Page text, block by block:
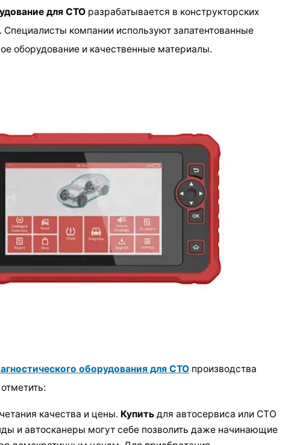
для СТО разрабатывается в конструкторских
Специалисты компании используют запатентованные
оборудование и качественные материалы.
оборудования для СТО производства
качества и цены. Купить для автосервиса или СТО
и автосканеры могут себе позволить даже начинающие